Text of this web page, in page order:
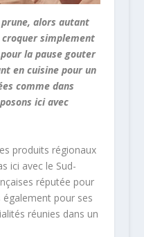
prune, alors autant
simplement
la pause gouter
en cuisine pour un
comme dans
ici avec
produits régionaux
ici avec le Sud-
réputée pour
pour ses
réunies dans un